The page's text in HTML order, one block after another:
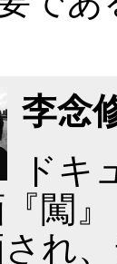
李念
ドキ
闖
れ